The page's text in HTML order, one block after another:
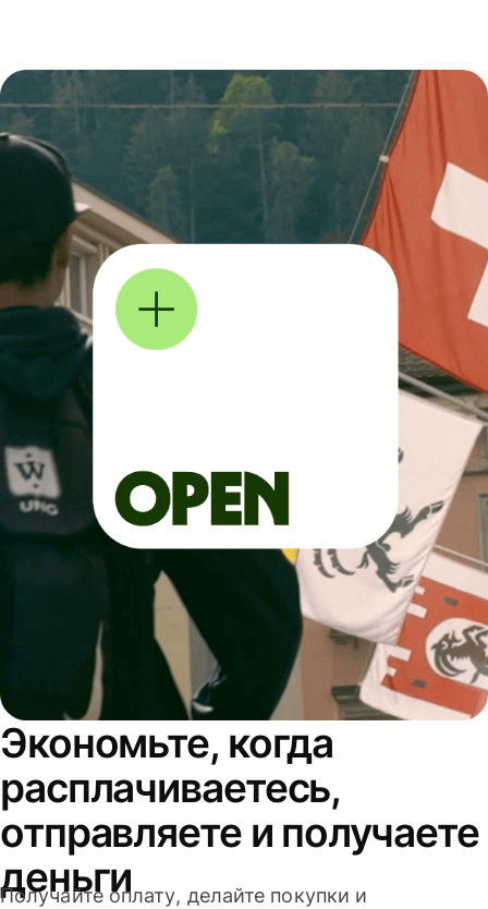
Экономьте, когда
расплачиваетесь,
отправляете и получаете
деньги
Получайте оплату, делайте покупки и